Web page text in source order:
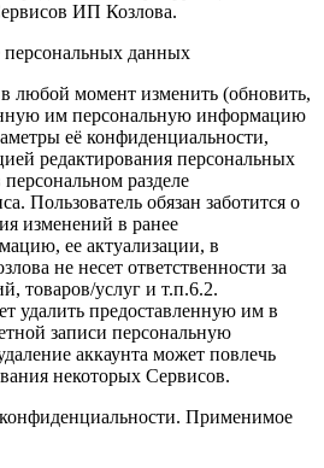
ИП Козлова.
данных
любой момент изменить (обновить,
им персональную информацию
её конфиденциальности,
редактирования персональных
разделе
Пользователь обязан заботится о
изменений в ранее
ее актуализации, в
не несет ответственности за
товаров/услуг и т.п.6.2.
удалить предоставленную им в
записи персональную
аккаунта может повлечь
некоторых Сервисов.
Применимое